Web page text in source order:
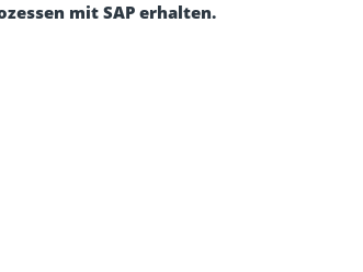
mit SAP erhalten.